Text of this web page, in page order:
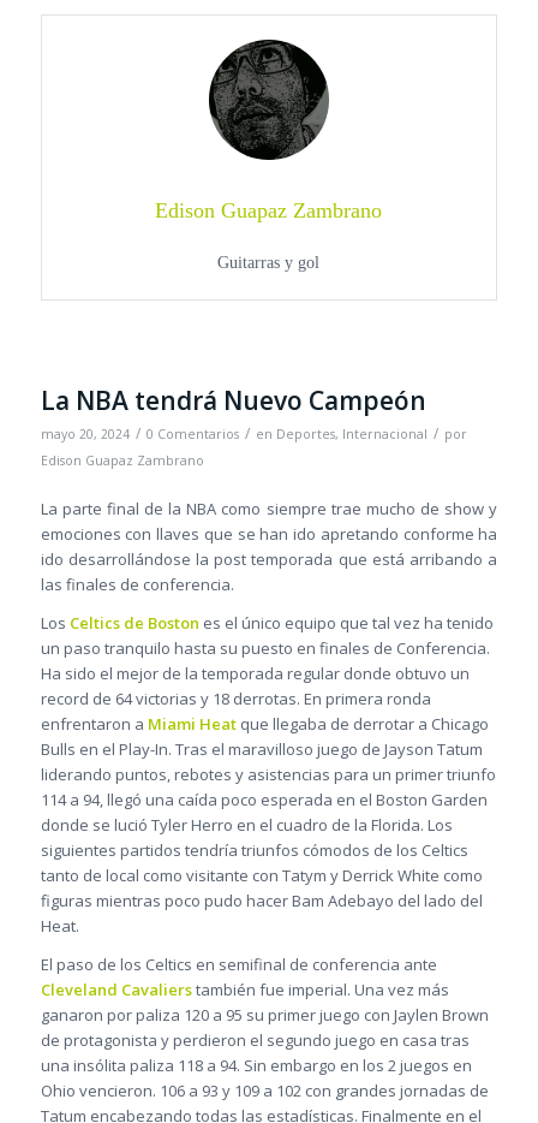
Edison Guapaz Zambrano
Guitarras y gol
La NBA tendrá Nuevo Campeón
mayo 20, 2024 / 0 Comentarios / en Deportes, Internacional / por
Edison Guapaz Zambrano
La parte final de la NBA como siempre trae mucho de show y
emociones con llaves que se han ido apretando conforme ha
ido desarrollándose la post temporada que está arribando a
las finales de conferencia.
Los Celtics de Boston es el único equipo que tal vez ha tenido
un paso tranquilo hasta su puesto en finales de Conferencia.
Ha sido el mejor de la temporada regular donde obtuvo un
record de 64 victorias y 18 derrotas. En primera ronda
enfrentaron a Miami Heatque llegaba de derrotar a Chicago
Bulls en el Play-In. Tras el maravilloso juego de Jayson Tatum
liderando puntos, rebotes y asistencias para un primer triunfo
114 a 94, llegó una caída poco esperada en el Boston Garden
donde se lució Tyler Herro en el cuadro de la Florida. Los
siguientes partidos tendría triunfos cómodos de los Celtics
tanto de local como visitante con Tatym y Derrick White como
figuras mientras poco pudo hacer Bam Adebayo del lado del
Heat.
El paso de los Celtics en semifinal de conferencia ante
Cleveland Cavalierstambién fue imperial. Una vez más
ganaron por paliza 120 a 95 su primer juego con Jaylen Brown
de protagonista y perdieron el segundo juego en casa tras
una insólita paliza 118 a 94. Sin embargo en los 2 juegos en
Ohio vencieron. 106 a 93 y 109 a 102 con grandes jornadas de
Tatum encabezando todas las estadísticas. Finalmente en el